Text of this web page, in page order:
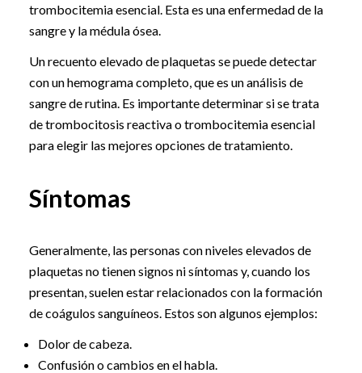
trombocitemia esencial. Esta es una enfermedad de la
sangre y la médula ósea.
Un recuento elevado de plaquetas se puede detectar
con un hemograma completo, que es un análisis de
sangre de rutina. Es importante determinar si se trata
de trombocitosis reactiva o trombocitemia esencial
para elegir las mejores opciones de tratamiento.
Síntomas
Generalmente, las personas con niveles elevados de
plaquetas no tienen signos ni síntomas y, cuando los
presentan, suelen estar relacionados con la formación
de coágulos sanguíneos. Estos son algunos ejemplos:
Dolor de cabeza.
Confusión o cambios en el habla.